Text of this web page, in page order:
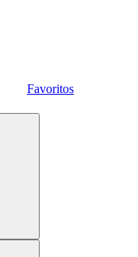
Favoritos